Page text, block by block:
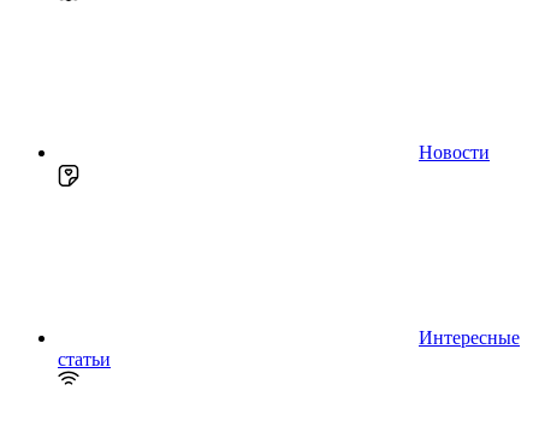
Новости
Интересные
статьи